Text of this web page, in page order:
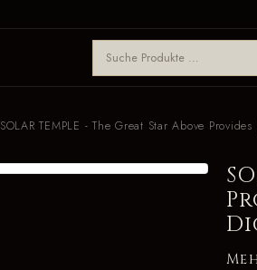
SOLAR TEMPLE - The Great Star Above